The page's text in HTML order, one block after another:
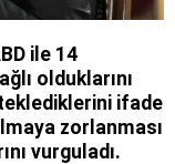
ile 14
olduklarını
ifade
zorlanması
vurguladı.